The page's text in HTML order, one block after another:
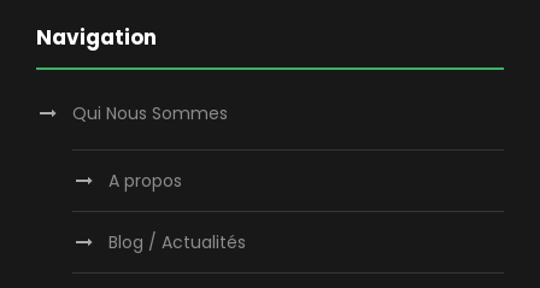
Navigation
Qui Nous Sommes
A propos
Blog / Actualités